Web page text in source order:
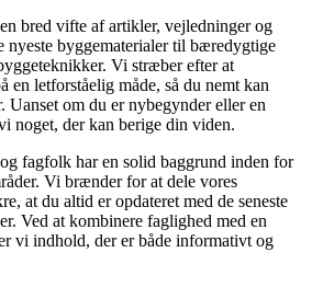
bred vifte af artikler, vejledninger og
nyeste byggematerialer til bæredygtige
Vi stræber efter at
en letforståelig måde, så du nemt kan
Uanset om du er nybegynder eller en
noget, der kan berige din viden.
fagfolk har en solid baggrund inden for
Vi brænder for at dele vores
at du altid er opdateret med de seneste
Ved at kombinere faglighed med en
vi indhold, der er både informativt og